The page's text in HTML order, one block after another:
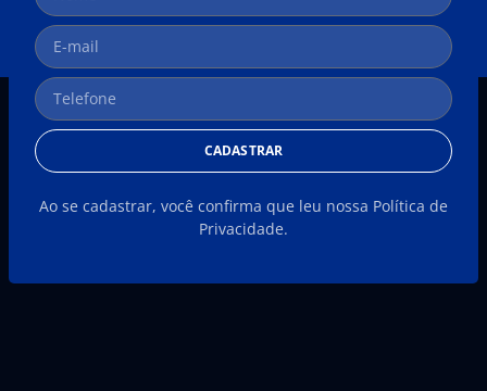
CADASTRAR
Ao se cadastrar, você confirma que leu nossa Política de
Privacidade.